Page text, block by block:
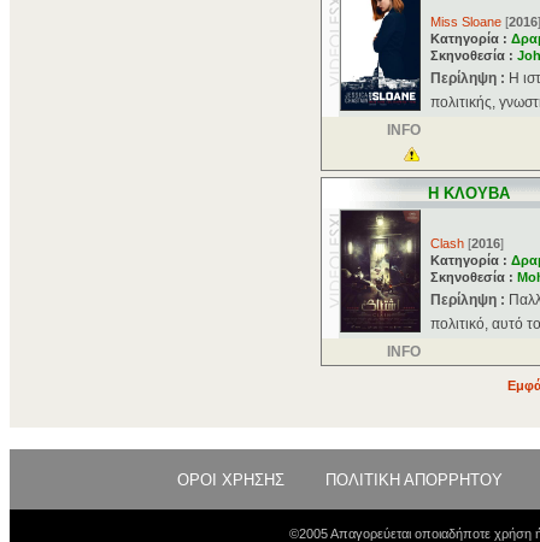
Miss Sloane [2016]
Κατηγορία :
Σκηνοθεσία :
Περίληψη : Η
πολιτικής,
INFO
Η ΚΛΟΥΒΑ
Clash [2016]
Κατηγορία :
Σκηνοθεσία :
Περίληψη :
πολιτικό, αυτό
INFO
ΟΡΟΙ ΧΡΗΣΗΣ ΠΟΛΙΤΙΚΗ ΑΠΟΡΡΗΤΟΥ
©2005 Απαγορεύεται οποιαδήποτε χρήση